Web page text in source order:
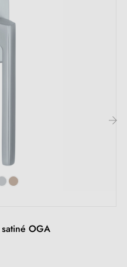
OGA